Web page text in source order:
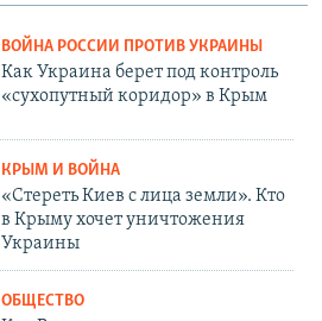
ВОЙНА РОССИИ ПРОТИВ УКРАИНЫ
Как Украина берет под контроль
«сухопутный коридор» в Крым
КРЫМ И ВОЙНА
«Стереть Киев с лица земли». Кто
в Крыму хочет уничтожения
Украины
ОБЩЕСТВО